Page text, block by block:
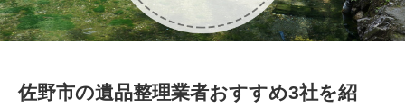
佐野市の遺品整理業者おすすめ3社を紹